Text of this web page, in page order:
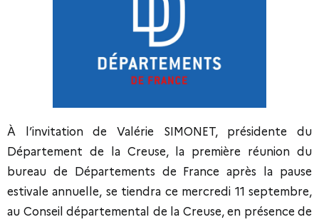
À l’invitation de Valérie SIMONET, présidente du
Département de la Creuse, la première réunion du
bureau de Départements de France après la pause
estivale annuelle, se tiendra ce mercredi 11 septembre,
au Conseil départemental de la Creuse, en présence de